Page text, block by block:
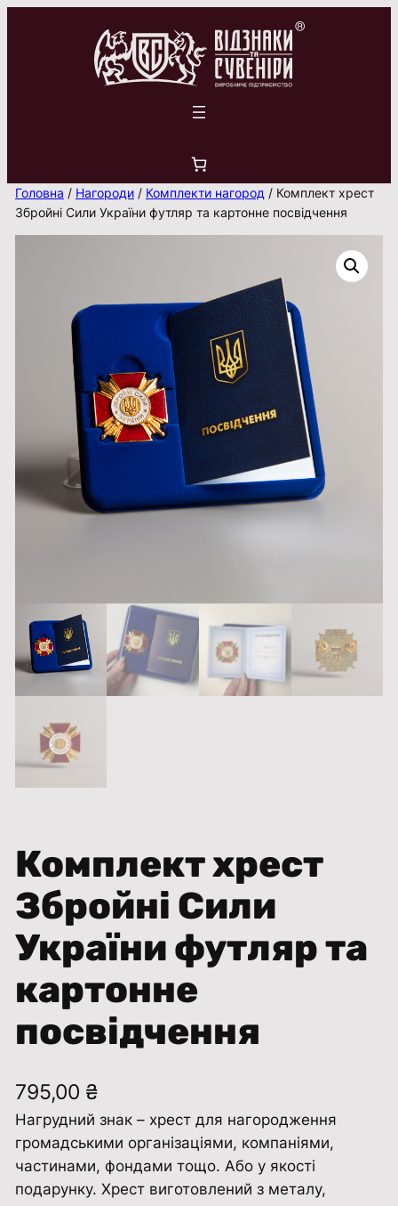
Головна / Нагороди/ Комплекти нагород / Комплект хрест
Збройні Сили України футляр та картонне посвідчення
Комплект хрест
Збройні Сили
України футляр та
картонне
посвідчення
795,00 ₴
Нагрудний знак – хрест для нагородження
громадськими організаціями, компаніями,
частинами, фондами тощо. Або у якості
подарунку. Хрест виготовлений з металу,